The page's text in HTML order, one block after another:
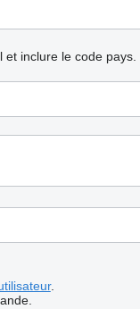
inclure le code pays.
.